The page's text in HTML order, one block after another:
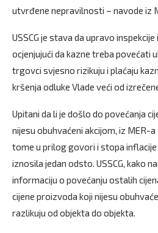
utvrđene nepravilnosti – navode iz
USSCG je stava da upravo
ocjenjujući da kazne treba povećati
trgovci svjesno rizikuju i plaćaju
kršenja odluke Vlade veći od
Upitani da li je došlo do povećanja
nijesu obuhvaćeni akcijom, iz MER-
tome u prilog govori i stopa inflacije
iznosila jedan odsto. USSCG, kako
informaciju o povećanju ostalih
cijene proizvoda koji nijesu
razlikuju od objekta do objekta.